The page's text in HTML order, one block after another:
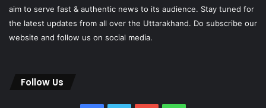
aim to serve fast & authentic news to its audience. Stay tuned for
the latest updates from all over the Uttarakhand. Do subscribe our
website and follow us on social media.
Follow Us